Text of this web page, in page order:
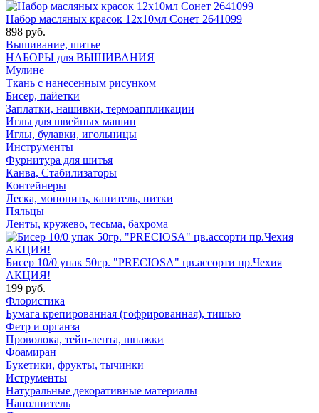
Набор масляных красок 12х10мл Сонет 2641099
898 руб.
Вышивание, шитье
НАБОРЫ для ВЫШИВАНИЯ
Мулине
Ткань с нанесенным рисунком
Бисер, пайетки
Заплатки, нашивки, термоаппликации
Иглы для швейных машин
Иглы, булавки, игольницы
Инструменты
Фурнитура для шитья
Канва, Стабилизаторы
Контейнеры
Леска, мононить, канитель, нитки
Пяльцы
Ленты, кружево, тесьма, бахрома
Бисер 10/0 упак 50гр. "PRECIOSA" цв.ассорти пр.Чехия
АКЦИЯ!
199 руб.
Флористика
Бумага крепированная (гофрированная), тишью
Фетр и органза
Проволока, тейп-лента, шпажки
Фоамиран
Букетики, фрукты, тычинки
Иструменты
Натуральные декоративные материалы
Наполнитель